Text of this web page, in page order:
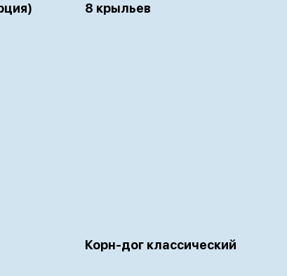
8 крыльев
Корн-дог классический